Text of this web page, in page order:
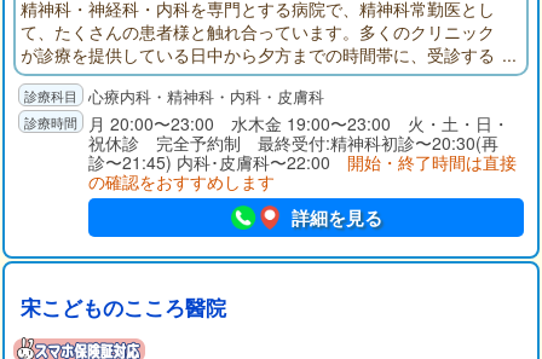
精神科・神経科・内科を専門とする病院で、精神科常勤医とし
て、たくさんの患者様と触れ合っています。多くのクリニック
が診療を提供している日中から夕方までの時間帯に、受診する
ことが難しい状況になっている事に気が付きました。アウルク
リニックは、夜診の時間帯を主としており、大阪府内で23時ま
で開いているクリニックです。
心療内科・精神科・内科・皮膚科
月 20:00〜23:00 水木金 19:00〜23:00 火・土・日・
祝休診 完全予約制 最終受付:精神科初診〜20:30(再
診〜21:45) 内科･皮膚科〜22:00 開始・終了時間は直接
の確認をおすすめします
詳細を見る
宋こどものこころ醫院